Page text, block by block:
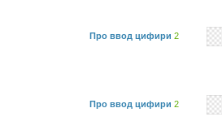
Про ввод цифири 2
Про ввод цифири 2